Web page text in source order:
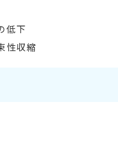
低下
性収縮